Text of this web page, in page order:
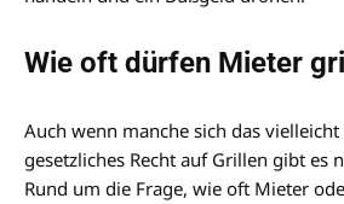
Wie oft dürfen Mieter
Auch wenn manche sich das vielleicht
gesetzliches Recht auf Grillen gibt es
Rund um die Frage, wie oft Mieter